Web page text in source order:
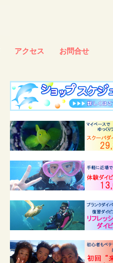
アクセス お問合せ